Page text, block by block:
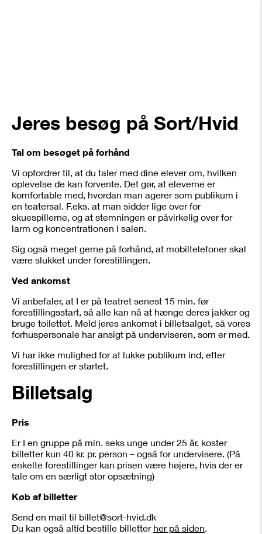
Jeres besøg på Sort/Hvid
Tal om besøget på forhånd
Vi opfordrer til, at du taler med dine elever om, hvilken
oplevelse de kan forvente. Det gør, at eleverne er
komfortable med, hvordan man agerer som publikum i
en teatersal. F.eks. at man sidder lige over for
skuespillerne, og at stemningen er påvirkelig over for
larm og koncentrationen i salen.
Sig også meget gerne på forhånd, at mobiltelefoner skal
være slukket under forestillingen.
Ved ankomst
Vi anbefaler, at I er på teatret senest 15 min. før
forestillingsstart, så alle kan nå at hænge deres jakker og
bruge toilettet. Meld jeres ankomst i billetsalget, så vores
forhuspersonale har ansigt på underviseren, som er med.
Vi har ikke mulighed for at lukke publikum ind, efter
forestillingen er startet.
Billetsalg
Pris
Er I en gruppe på min. seks unge under 25 år, koster
billetter kun 40 kr. pr. person – også for undervisere. (På
enkelte forestillinger kan prisen være højere, hvis der er
tale om en særligt stor opsætning)
Køb af billetter
Send en mail til billet@sort-hvid.dk
Du kan også altid bestille billetter her på siden.